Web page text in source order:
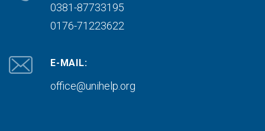
0381-87733195
0176-71223622
E-MAIL:
office@unihelp.org